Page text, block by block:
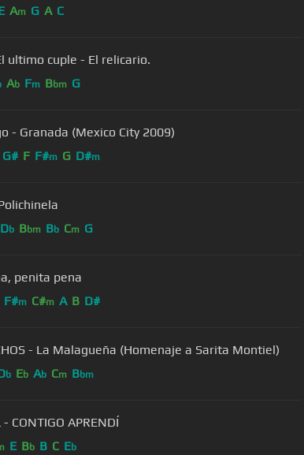
Am G A C
ultimo cuple - El relicario.
Ab Fm Bbm G
- Granada (Mexico City 2009)
G# F F#m G D#m
Db Bbm Bb Cm G
Pena, penita pena
F#m C#m A B D#
- La Malagueña (Homenaje a Sarita Montiel)
b Eb Ab Cm Bbm
CONTIGO APRENDÍ
E Bb B C Eb